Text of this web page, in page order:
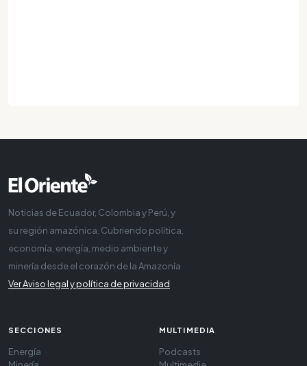
Noticias de Ecuador, Colombia y Perú, y
su región amazónica. Cubriendo política,
economía, energía, medio ambiente y
minería desde el corazón de la Amazonía
Ver Aviso legal y política de privacidad
SECCIONES
Energía
MULTIMEDIA
Podcasts